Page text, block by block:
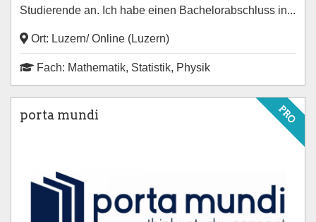
Studierende an. Ich habe einen Bachelorabschluss in...
Ort: Luzern/ Online (Luzern)
Fach: Mathematik, Statistik, Physik
PRO
porta mundi